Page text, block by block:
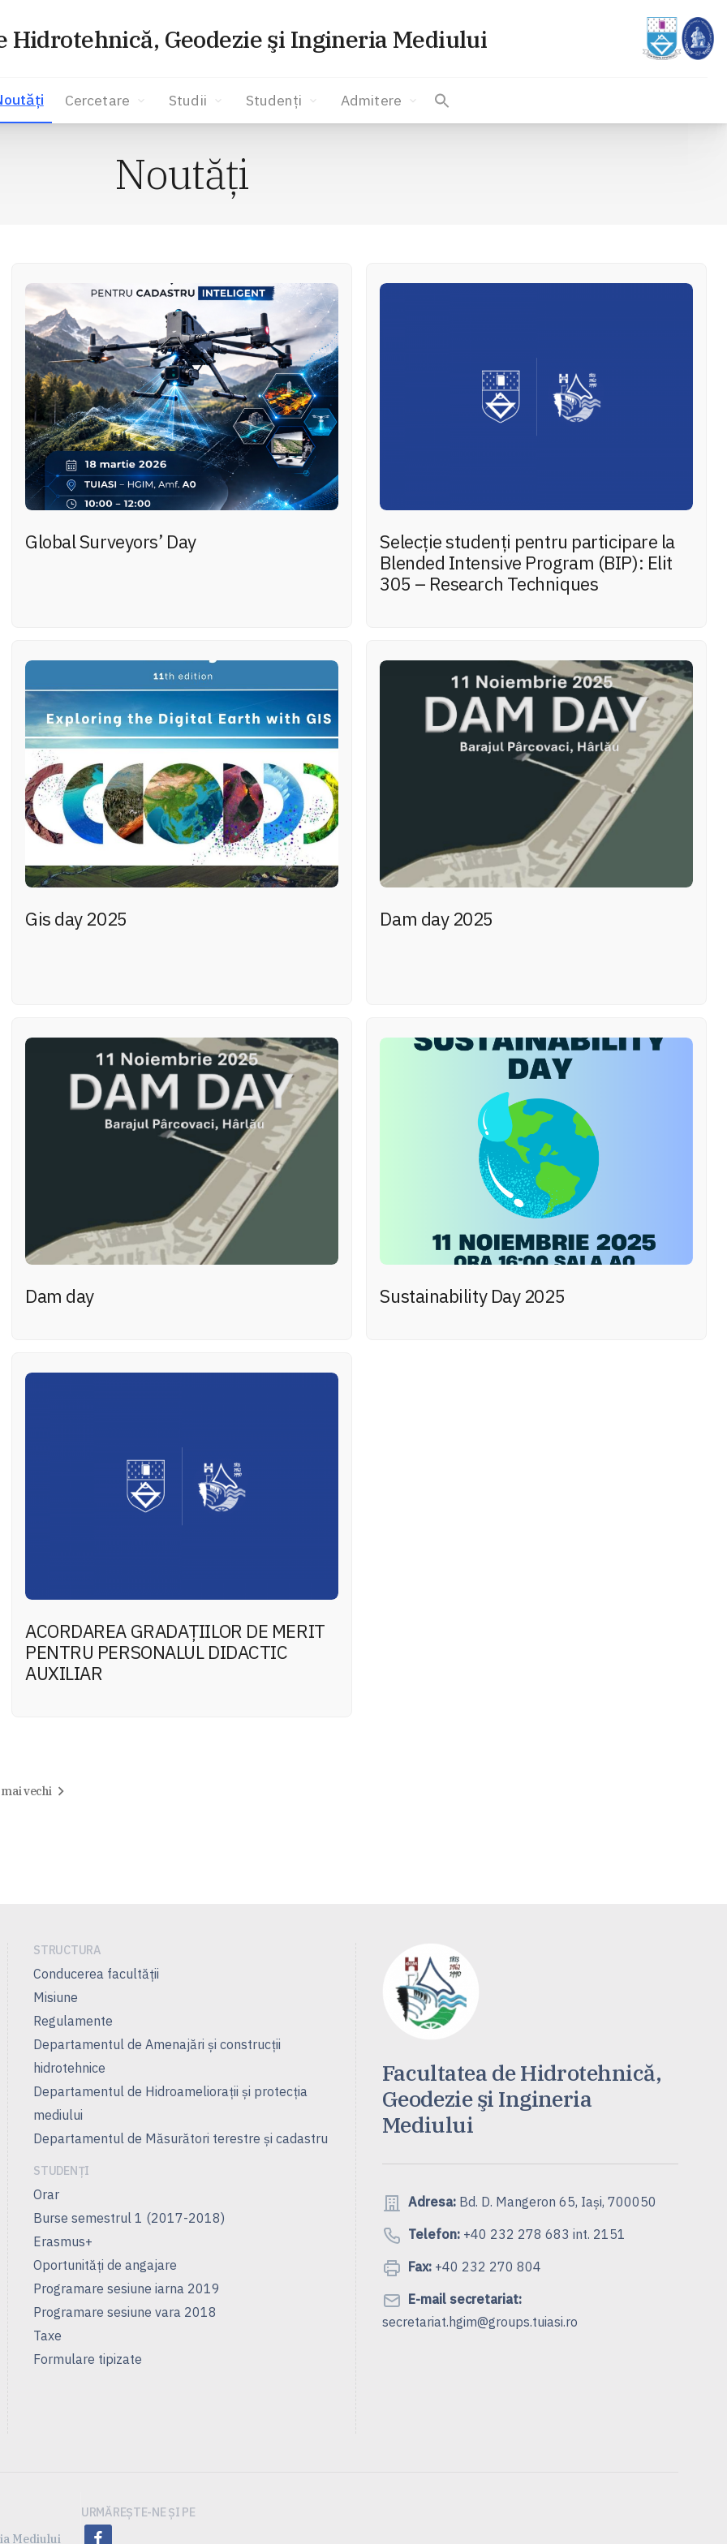
Hidrotehnică, Geodezie şi Ingineria Mediului
Cercetare Studii Studenți Admitere
Noutăți
Global Surveyors’ Day
Selecție studenți pentru participare la
Blended Intensive Program (BIP): Elit
305 – Research Techniques
Gis day 2025 Dam day 2025
Dam day Sustainability Day 2025
ACORDAREA GRADAŢIILOR DE MERIT
PENTRU PERSONALUL DIDACTIC
AUXILIAR
vechi
STRUCTURA
Conducerea facultății
Misiune
Regulamente
Departamentul de Amenajări şi construcţii
hidrotehnice
Departamentul de Hidroamelioraţii şi protecţia
mediului
Departamentul de Măsurători terestre şi cadastru
STUDENȚI
Orar
Burse semestrul 1 (2017-2018)
Erasmus+
Oportunități de angajare
Programare sesiune iarna 2019
Programare sesiune vara 2018
Taxe
Formulare tipizate
Facultatea de Hidrotehnică,
Geodezie şi Ingineria
Mediului
Adresa:Bd. D. Mangeron 65, Iași, 700050
Telefon:+40 232 278 683 int. 2151
Fax:+40 232 270 804
E-mail secretariat:
secretariat.hgim@groups.tuiasi.ro
Mediului
URMĂREȘTE-NE ȘI PE
facebook